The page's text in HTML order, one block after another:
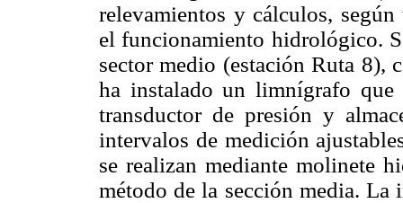
relevamientos y cálculos,
el funcionamiento hidrológico.
sector medio (estación Ruta 8),
ha instalado un limnígrafo que
transductor de presión y
intervalos de medición
se realizan mediante molinete
método de la sección media.